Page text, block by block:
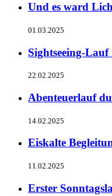
Und es ward
01.03.2025
Sightseeing-Lauf
22.02.2025
Abenteuerlauf
14.02.2025
Eiskalte
11.02.2025
Erster